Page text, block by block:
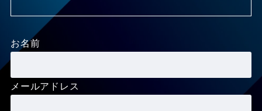
お名前
メールアドレス